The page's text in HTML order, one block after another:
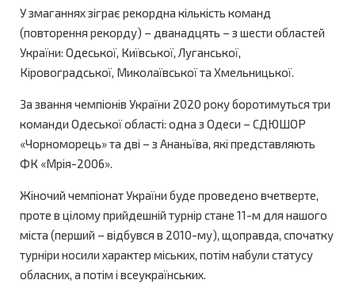
У змаганнях зіграє рекордна кількість команд
(повторення рекорду) – дванадцять – з шести областей
України: Одеської, Київської, Луганської,
Кіровоградської, Миколаївської та Хмельницької.
За звання чемпіонів України 2020 року боротимуться три
команди Одеської області: одна з Одеси – СДЮШОР
«Чорноморець» та дві – з Ананьїва, які представляють
ФК «Мрія-2006».
Жіночий чемпіонат України буде проведено вчетверте,
проте в цілому прийдешній турнір стане 11-м для нашого
міста (перший – відбувся в 2010-му), щоправда, спочатку
турніри носили характер міських, потім набули статусу
обласних, а потім і всеукраїнських.